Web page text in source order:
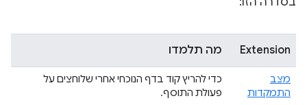
Extension מה תלמדו
מצב
התמקדות
כדי להריץ קוד בדף הנוכחי אחרי שלוחצים על
פעולת התוסף.